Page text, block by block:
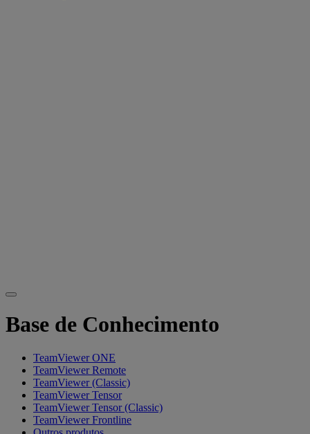
Base de Conhecimento
TeamViewer ONE
TeamViewer Remote
TeamViewer (Classic)
TeamViewer Tensor
TeamViewer Tensor (Classic)
TeamViewer Frontline